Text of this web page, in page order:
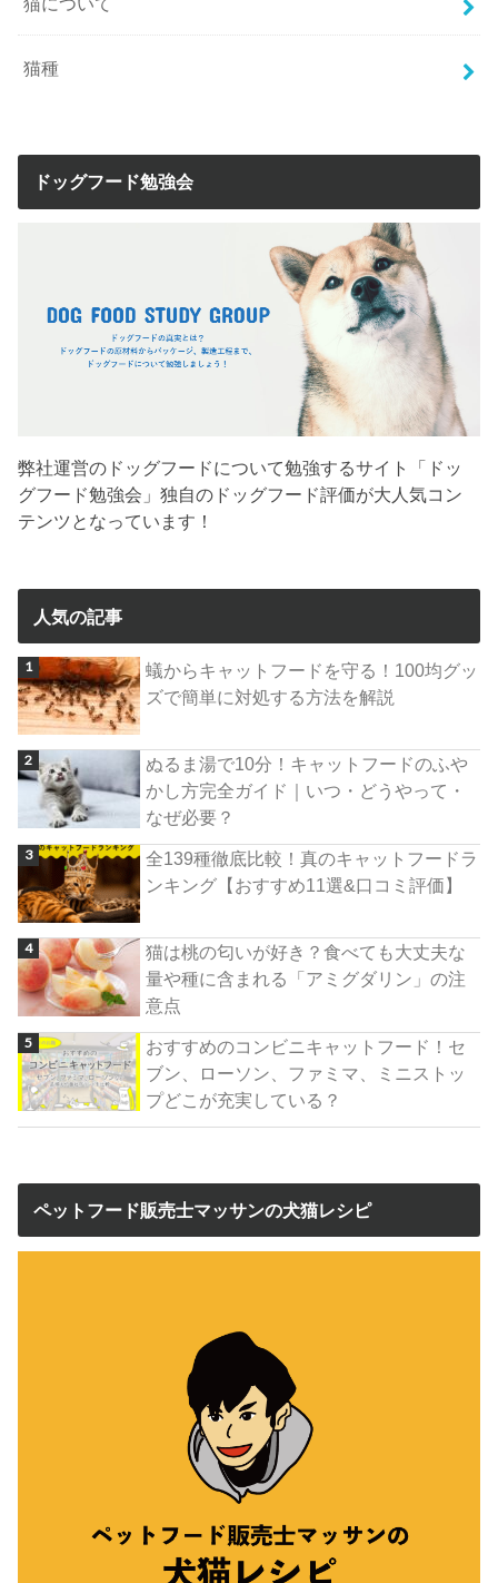
猫種
ドッグフード勉強会
弊社運営のドッグフードについて勉強するサイト「ドッ
グフード勉強会」独自のドッグフード評価が大人気コン
テンツとなっています！
人気の記事
蟻からキャットフードを守る！100均グッ
ズで簡単に対処する方法を解説
ぬるま湯で10分！キャットフードのふや
かし方完全ガイド｜いつ・どうやって・
なぜ必要？
全139種徹底比較！真のキャットフードラ
ンキング【おすすめ11選&口コミ評価】
猫は桃の匂いが好き？食べても大丈夫な
量や種に含まれる「アミグダリン」の注
意点
おすすめのコンビニキャットフード！セ
ブン、ローソン、ファミマ、ミニストッ
プどこが充実している？
ペットフード販売士マッサンの犬猫レシピ